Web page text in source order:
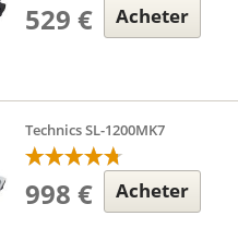
529 € Acheter
Technics SL-1200MK7
998 € Acheter